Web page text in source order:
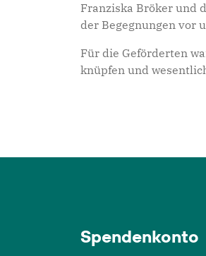
Franziska Bröker und
der Begegnungen vor
Für die Geförderten
knüpfen und
Spendenkonto